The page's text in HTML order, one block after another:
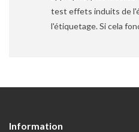
test effets induits de
l'étiquetage. Si cela
Information